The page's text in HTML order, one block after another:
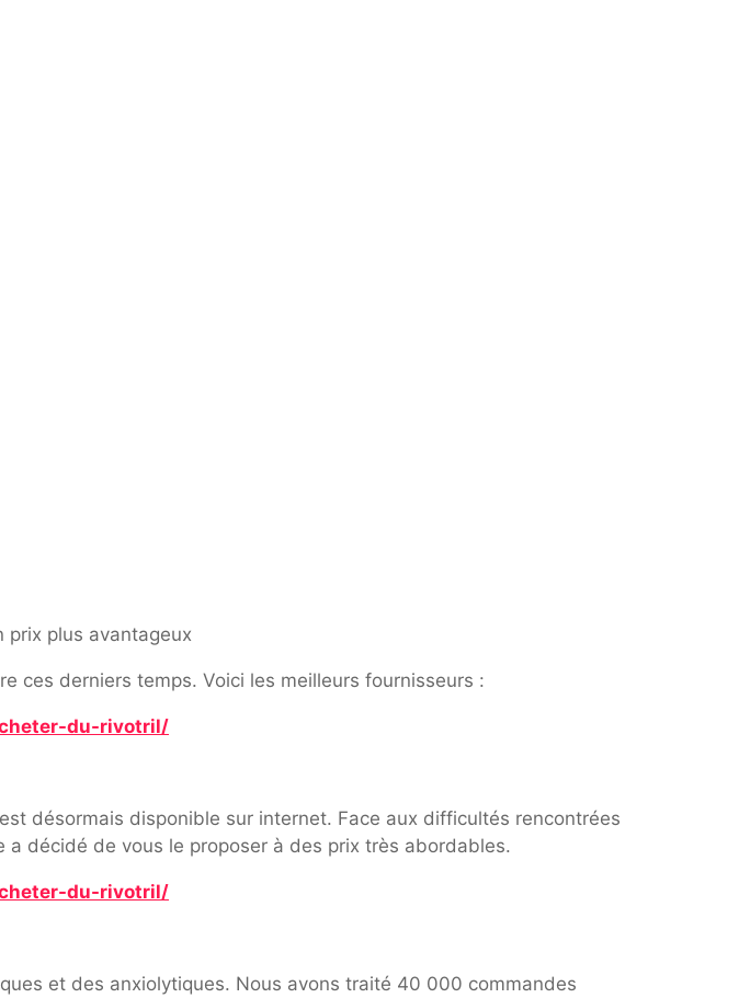
prix plus avantageux
ces derniers temps. Voici les meilleurs fournisseurs :
du-rivotril/
désormais disponible sur internet. Face aux difficultés rencontrées
décidé de vous le proposer à des prix très abordables.
du-rivotril/
et des anxiolytiques. Nous avons traité 40 000 commandes